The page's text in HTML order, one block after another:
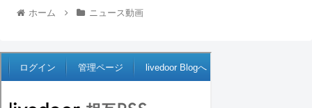
ホーム ニュース動画